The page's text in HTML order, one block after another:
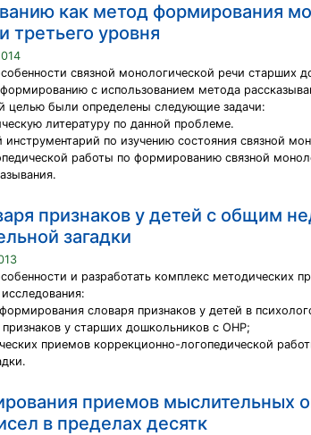
как метод формирования
третьего уровня
связной монологической речи
с использованием метода
целью были определены следующие задачи:
литературу по данной проблеме.
инструментарий по изучению состояния связной
работы по формированию связной
признаков у детей с общим
загадки
и разработать комплекс
словаря признаков у детей в
у старших дошкольников с ОНР;
приемов коррекционно-логопедической
приемов мыслительных
в пределах десятк